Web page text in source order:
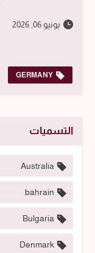
يونيو 06, 2026
GERMANY
التسميات
Australia
bahrain
Bulgaria
Denmark